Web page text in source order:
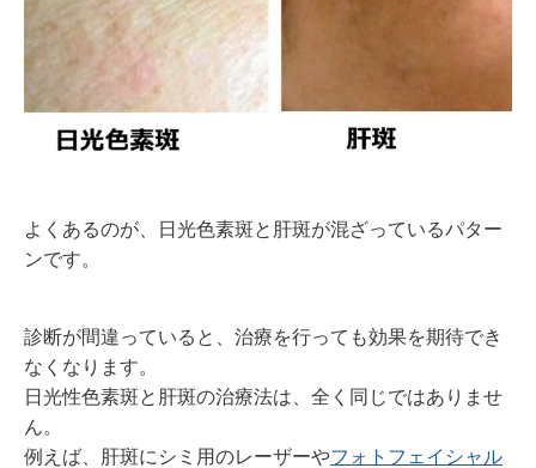
よくあるのが、日光色素斑と肝斑が混ざっているパター
ンです。
診断が間違っていると、治療を行っても効果を期待でき
なくなります。
日光性色素斑と肝斑の治療法は、全く同じではありませ
ん。
例えば、肝斑にシミ用のレーザーやフォトフェイシャル